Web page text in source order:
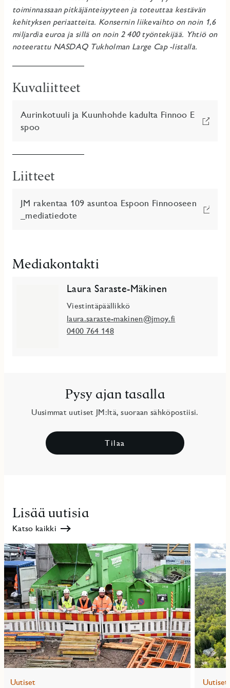
toiminnassaan pitkäjänteisyyteen ja toteuttaa kestävän
kehityksen periaatteita. Konsernin liikevaihto on noin 1,6
miljardia euroa ja sillä on noin 2 400 työntekijää. Yhtiö on
noteerattu NASDAQ Tukholman Large Cap -listalla.
Kuvaliitteet
Aurinkotuuli ja Kuunhohde kadulta Finnoo E
spoo
Liitteet
JM rakentaa 109 asuntoa Espoon Finnooseen
_mediatiedote
Mediakontakti
Laura Saraste-Mäkinen
Viestintäpäällikkö
laura.saraste-makinen@jmoy.fi
0400 764 148
Pysy ajan tasalla
Uusimmat uutiset JM:ltä, suoraan sähköpostiisi.
Tilaa
Lisää uutisia
Katso kaikki
Uutiset Uutiset